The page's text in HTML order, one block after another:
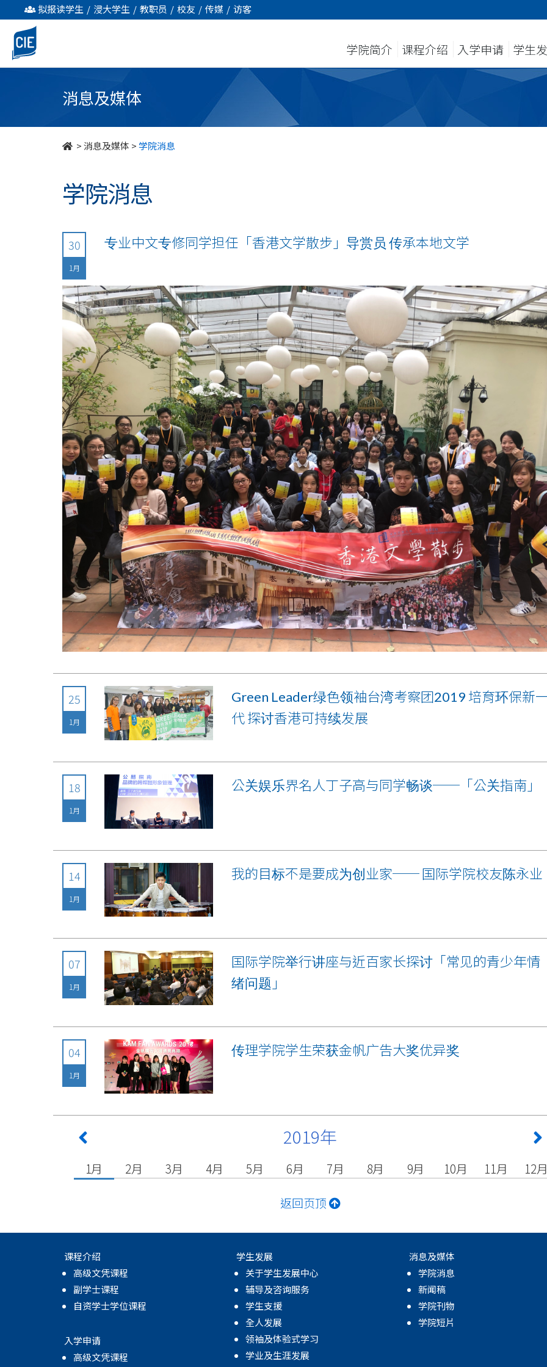
undefined
拟报读学生 / 浸大学生 / 教职员 / 校友 / 传媒 / 访客
学院简介 课程介绍 入学申请 学生
消息及媒体
>消息及媒体 >学院消息
学院消息
30
1月
专业中文专修同学担任「香港文学散步」导赏员 传承本地文学
25
1月
Green Leader绿色领袖台湾考察团2019 培育环保新
代 探讨香港可持续发展
18
1月
公关娱乐界名人丁子高与同学畅谈──「公关指南」
14
1月
我的目标不是要成为创业家── 国际学院校友陈永业
07
1月
国际学院举行讲座与近百家长探讨「常见的青少年情
绪问题」
04
1月
传理学院学生荣获金帆广告大奖优异奖
2019年
1月 2月 3月 4月 5月 6月 7月 8月 9月 10月 11月 12
返回页顶
课程介绍
高级文凭课程
副学士课程
自资学士学位课程
入学申请
高级文凭课程
学生发展
关于学生发展中心
辅导及咨询服务
学生支援
全人发展
领袖及体验式学习
学业及生涯发展
消息及媒体
学院消息
新闻稿
学院刊物
学院短片